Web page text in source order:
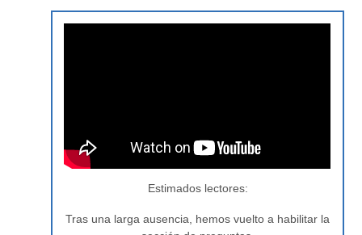
Estimados lectores:
Tras una larga ausencia, hemos vuelto a habilitar la